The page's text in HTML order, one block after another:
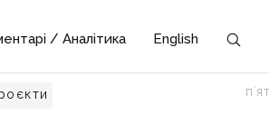
/ Аналітика English